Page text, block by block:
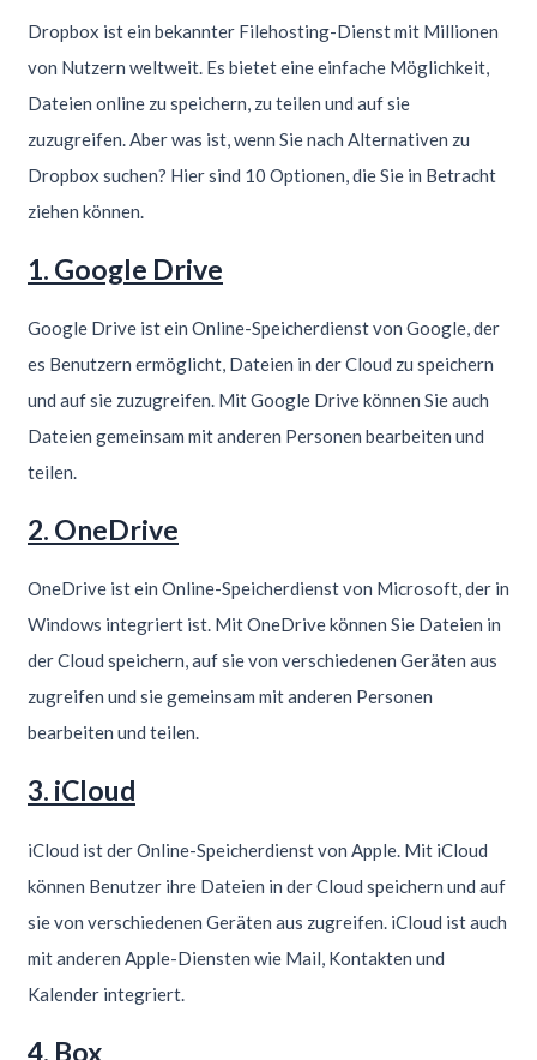
Dropbox ist ein bekannter Filehosting-Dienst mit Millionen
von Nutzern weltweit. Es bietet eine einfache Möglichkeit,
Dateien online zu speichern, zu teilen und auf sie
zuzugreifen. Aber was ist, wenn Sie nach Alternativen zu
Dropbox suchen? Hier sind 10 Optionen, die Sie in Betracht
ziehen können.
1. Google Drive
Google Drive ist ein Online-Speicherdienst von Google, der
es Benutzern ermöglicht, Dateien in der Cloud zu speichern
und auf sie zuzugreifen. Mit Google Drive können Sie auch
Dateien gemeinsam mit anderen Personen bearbeiten und
teilen.
2. OneDrive
OneDrive ist ein Online-Speicherdienst von Microsoft, der in
Windows integriert ist. Mit OneDrive können Sie Dateien in
der Cloud speichern, auf sie von verschiedenen Geräten aus
zugreifen und sie gemeinsam mit anderen Personen
bearbeiten und teilen.
3. iCloud
iCloud ist der Online-Speicherdienst von Apple. Mit iCloud
können Benutzer ihre Dateien in der Cloud speichern und auf
sie von verschiedenen Geräten aus zugreifen. iCloud ist auch
mit anderen Apple-Diensten wie Mail, Kontakten und
Kalender integriert.
4. Box